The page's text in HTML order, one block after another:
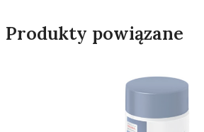
Produkty powiązane